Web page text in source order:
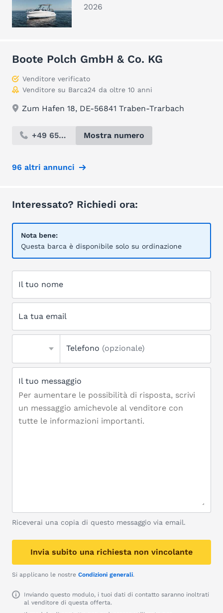
2026
Boote Polch GmbH & Co. KG
Venditore verificato
Venditore su Barca24 da oltre 10 anni
Zum Hafen 18, DE-56841 Traben-Trarbach
+49 654... Mostra numero
96 altri annunci
Interessato? Richiedi ora:
Nota bene:
Questa barca è disponibile solo su ordinazione
Il tuo nome
La tua email
Telefono (opzionale)
Il tuo messaggio
Riceverai una copia di questo messaggio via email.
Invia subito una richiesta non vincolante
Si applicano le nostre Condizioni generali.
Inviando questo modulo, i tuoi dati di contatto saranno inoltrati
al venditore di questa offerta.